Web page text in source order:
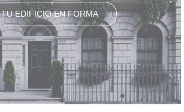
TU EDIFICIO EN FORMA